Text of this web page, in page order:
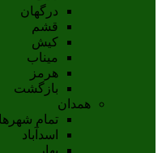
درگهان
قشم
کيش
ميناب
هرمز
بازگشت
همدان
تمام شهر‌ها
اسدآباد
بهار